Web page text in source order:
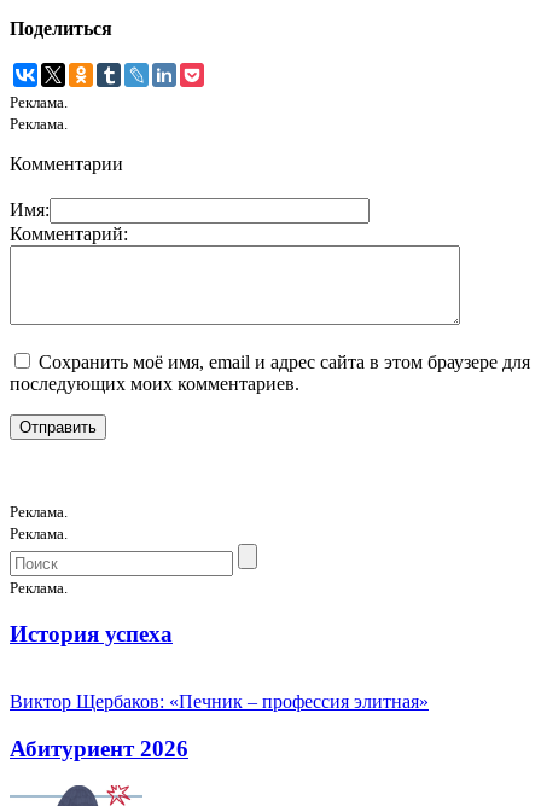
Поделиться
Реклама.
Реклама.
Комментарии
Имя:
Комментарий:
Сохранить моё имя, email и адрес сайта в этом браузере для
последующих моих комментариев.
Реклама.
Реклама.
Реклама.
История успеха
Виктор Щербаков: «Печник – профессия элитная»
Абитуриент 2026